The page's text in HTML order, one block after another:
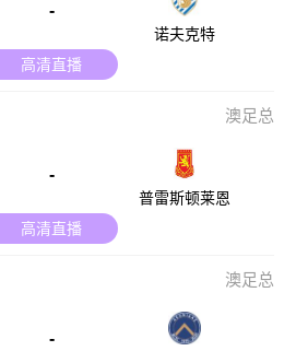
-
诺夫克特
高清直播
澳足总
-
普雷斯顿莱恩
高清直播
澳足总
-